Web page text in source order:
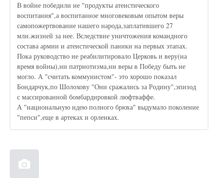
В войне победили не "продукты атеистического
воспитания",а воспитанное многовековым опытом веры
самопожертвование нашего народа,заплатившего 27
млн.жизней за нее. Вследствие уничтожения командного
состава армии и атеистической паники на первых этапах.
Пока руководство не реабилитировало Церковь и веру(на
время войны),ни патриотизма,ни веры в Победу быть не
могло. А "считать коммунистом"- это хорошо показал
Бондарчук,по Шолохову "Они сражались за Родину",эпизод
с массированной бомбардировкой люфтваффе.
А "национальную идею полного брюха" выдумало поколение
"пепси",еще в артеках и орленках.